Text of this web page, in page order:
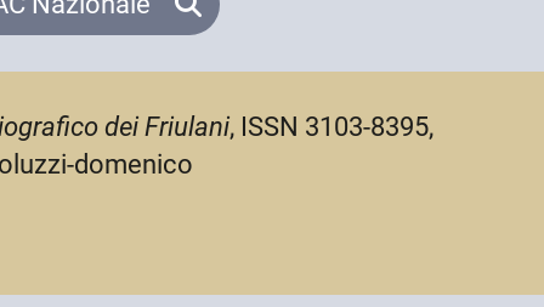
dei Friulani, ISSN 3103-8395,
domenico